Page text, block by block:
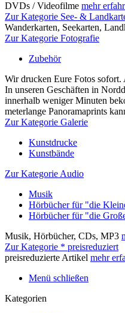
DVDs / Videofilme mehr
Zur Kategorie See- &
Wanderkarten, Seekarten,
Zur Kategorie Fotografie
Zubehör
Wir drucken Eure Fotos sofort.
In unseren Geschäften in
innerhalb weniger Minuten
meterlange Panoramaprints
Zur Kategorie Galerie
Kunstdrucke
Kunstbände
Zur Kategorie Audio
Musik
Hörbücher für "die
Hörbücher für "die
Musik, Hörbücher, CDs, MP3
Zur Kategorie * preisreduziert
preisreduzierte Artikel mehr
Menü schließen
Kategorien